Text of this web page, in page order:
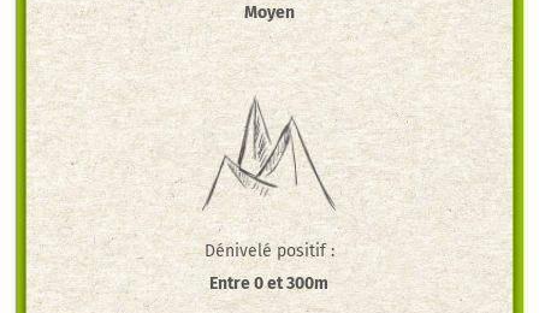
Moyen
Dénivelé positif :
Entre 0 et 300m